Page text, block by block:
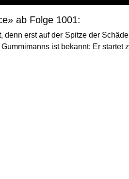
ab Folge 1001:
erst auf der Spitze der
ist bekannt: Er startet